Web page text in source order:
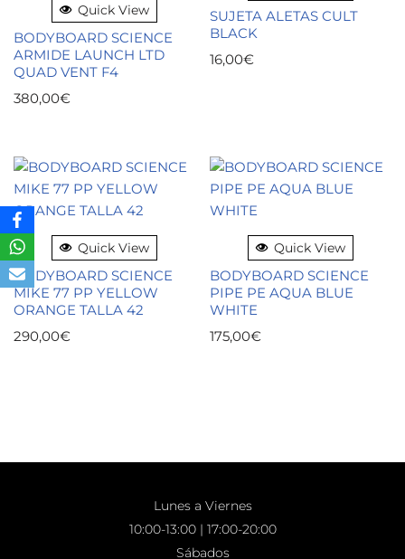
Quick View
BODYBOARD SCIENCE
ARMIDE LAUNCH LTD
QUAD VENT F4
380,00€
SUJETA ALETAS CULT
BLACK
16,00€
Quick View
BODYBOARD SCIENCE
MIKE 77 PP YELLOW
ORANGE TALLA 42
290,00€
Quick View
BODYBOARD SCIENCE
PIPE PE AQUA BLUE
WHITE
175,00€
Lunes a Viernes
10:00-13:00 | 17:00-20:00
Sábados